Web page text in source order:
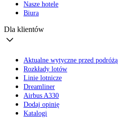
Nasze hotele
Biura
Dla klientów
Aktualne wytyczne przed podróżą
Rozkłady lotów
Linie lotnicze
Dreamliner
Airbus A330
Dodaj opinię
Katalogi